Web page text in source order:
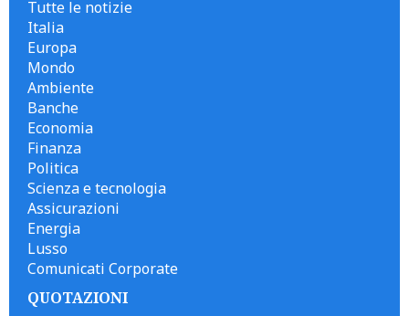
Tutte le notizie
Italia
Europa
Mondo
Ambiente
Banche
Economia
Finanza
Politica
Scienza e tecnologia
Assicurazioni
Energia
Lusso
Comunicati Corporate
QUOTAZIONI